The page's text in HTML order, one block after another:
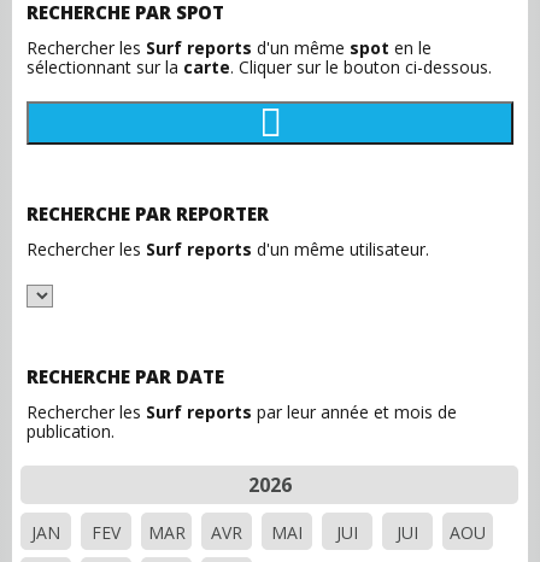
RECHERCHE PAR SPOT
Rechercher les Surf reports d'un même spot en le
sélectionnant sur la carte. Cliquer sur le bouton ci-dessous.
RECHERCHE PAR REPORTER
Rechercher les Surf reports d'un même utilisateur.
RECHERCHE PAR DATE
Rechercher les Surf reports par leur année et mois de
publication.
2026
JAN FEV MAR AVR MAI JUI JUI AOU